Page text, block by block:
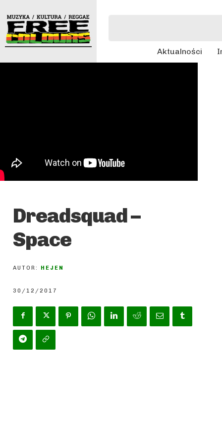
Aktualności
Dreadsquad –
Space
AUTOR: HEJEN
30/12/2017